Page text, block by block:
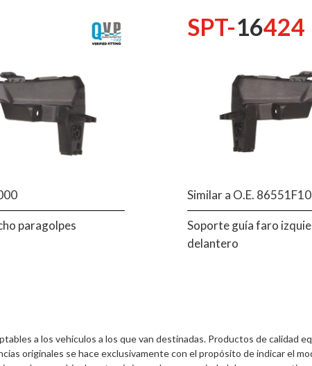
paragolpes
SPT-16424
Similar a O.E.
Soporte guía faro
delantero
a los vehículos a los que van destinadas. Productos de calidad
originales se hace exclusivamente con el propósito de indicar el